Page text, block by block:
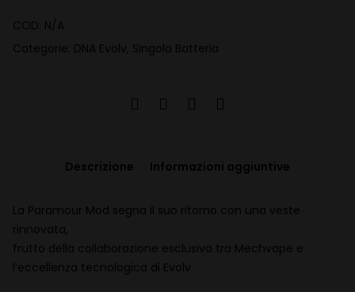
COD: N/A
Categorie: DNA Evolv, Singola Batteria
Descrizione Informazioni aggiuntive
La Paramour Mod segna il suo ritorno con una veste
rinnovata,
frutto della collaborazione esclusiva tra Mechvape e
l’eccellenza tecnologica di Evolv.